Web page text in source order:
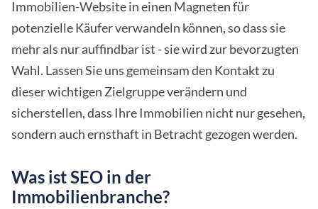
Immobilien-Website in einen Magneten für
potenzielle Käufer verwandeln können, so dass sie
mehr als nur auffindbar ist - sie wird zur bevorzugten
Wahl. Lassen Sie uns gemeinsam den Kontakt zu
dieser wichtigen Zielgruppe verändern und
sicherstellen, dass Ihre Immobilien nicht nur gesehen,
sondern auch ernsthaft in Betracht gezogen werden.
Was ist SEO in der
Immobilienbranche?